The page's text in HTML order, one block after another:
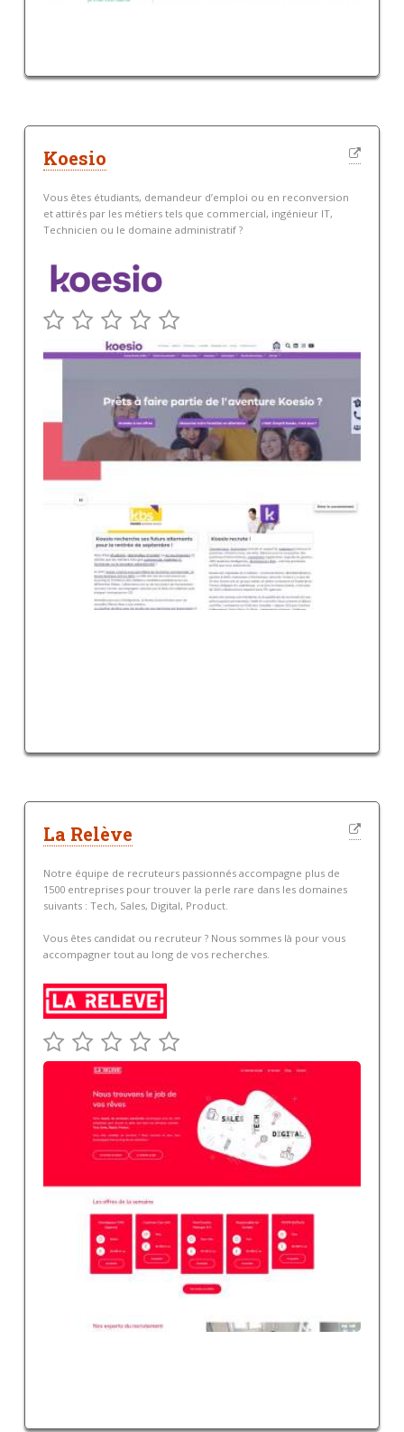
Koesio
Vous êtes étudiants, demandeur d’emploi ou en reconversion
et attirés par les métiers tels que commercial, ingénieur IT,
Technicien ou le domaine administratif ?
La Relève
Notre équipe de recruteurs passionnés accompagne plus de
1500 entreprises pour trouver la perle rare dans les domaines
suivants : Tech, Sales, Digital, Product.
Vous êtes candidat ou recruteur ? Nous sommes là pour vous
accompagner tout au long de vos recherches.